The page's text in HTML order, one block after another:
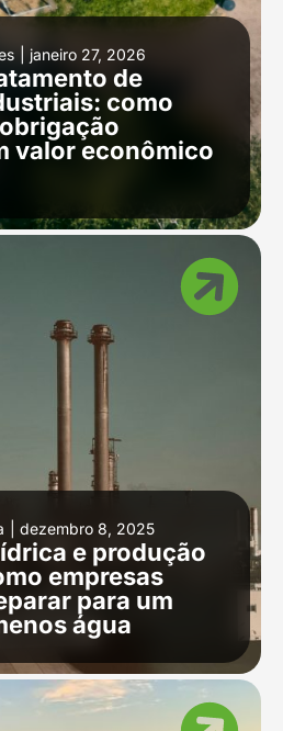
janeiro 27, 2026
de
como
valor econômico
dezembro 8, 2025
e produção
empresas
para um
água